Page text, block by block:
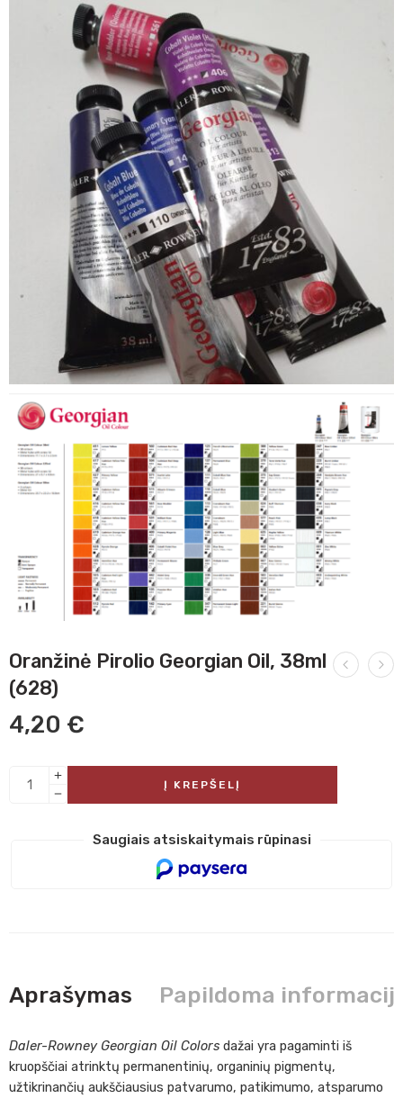
Oranžinė Pirolio Georgian Oil, 38ml
(628)
4,20 €
Į KREPŠELĮ
Saugiais atsiskaitymais rūpinasi
Aprašymas Papildoma
Daler-Rowney Georgian Oil Colors dažai yra pagaminti iš
kruopščiai atrinktų permanentinių, organinių pigmentų,
užtikrinančių aukščiausius patvarumo, patikimumo, atsparumo